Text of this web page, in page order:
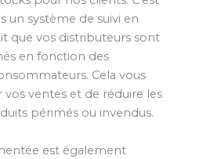
un système de suivi en
que vos distributeurs sont
en fonction des
Cela vous
ventes et de réduire les
périmés ou invendus.
est également